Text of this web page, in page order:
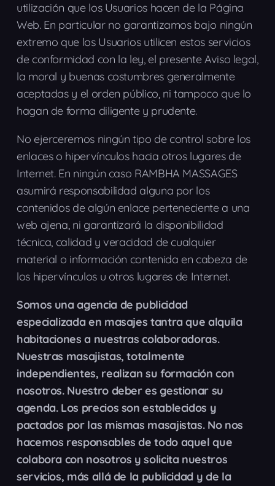
utilización que los Usuarios hacen de la Página
Web. En particular no garantizamos bajo ningún
extremo que los Usuarios utilicen estos servicios
de conformidad con la ley, el presente Aviso legal,
la moral y buenas costumbres generalmente
aceptadas y el orden público, ni tampoco que lo
hagan de forma diligente y prudente.
No ejerceremos ningún tipo de control sobre los
enlaces o hipervínculos hacia otros lugares de
Internet. En ningún caso RAMBHA MASSAGES
asumirá responsabilidad alguna por los
contenidos de algún enlace perteneciente a una
web ajena, ni garantizará la disponibilidad
técnica, calidad y veracidad de cualquier
material o información contenida en cabeza de
los hipervínculos u otros lugares de Internet.
Somos una agencia de publicidad
especializada en masajes tantra que alquila
habitaciones a nuestras colaboradoras.
Nuestras masajistas, totalmente
independientes, realizan su formación con
nosotros. Nuestro deber es gestionar su
agenda. Los precios son establecidos y
pactados por las mismas masajistas. No nos
hacemos responsables de todo aquel que
colabora con nosotros y solicita nuestros
servicios, más allá de la publicidad y de la